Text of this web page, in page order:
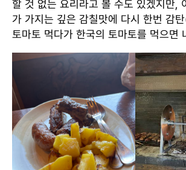
할 것 없는 요리라고 볼 수도 있겠지만,
가 가지는 깊은 감칠맛에 다시 한번 감
토마토 먹다가 한국의 토마토를 먹으면